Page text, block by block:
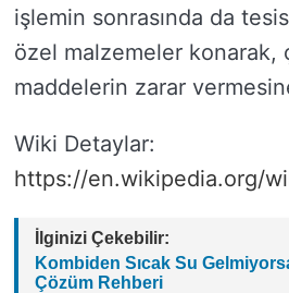
işlemin sonrasında da
özel malzemeler konarak,
maddelerin zarar
Wiki Detaylar:
https://en.wikipedia.org/
İlginizi Çekebilir:
Kombiden Sıcak Su
Çözüm Rehberi